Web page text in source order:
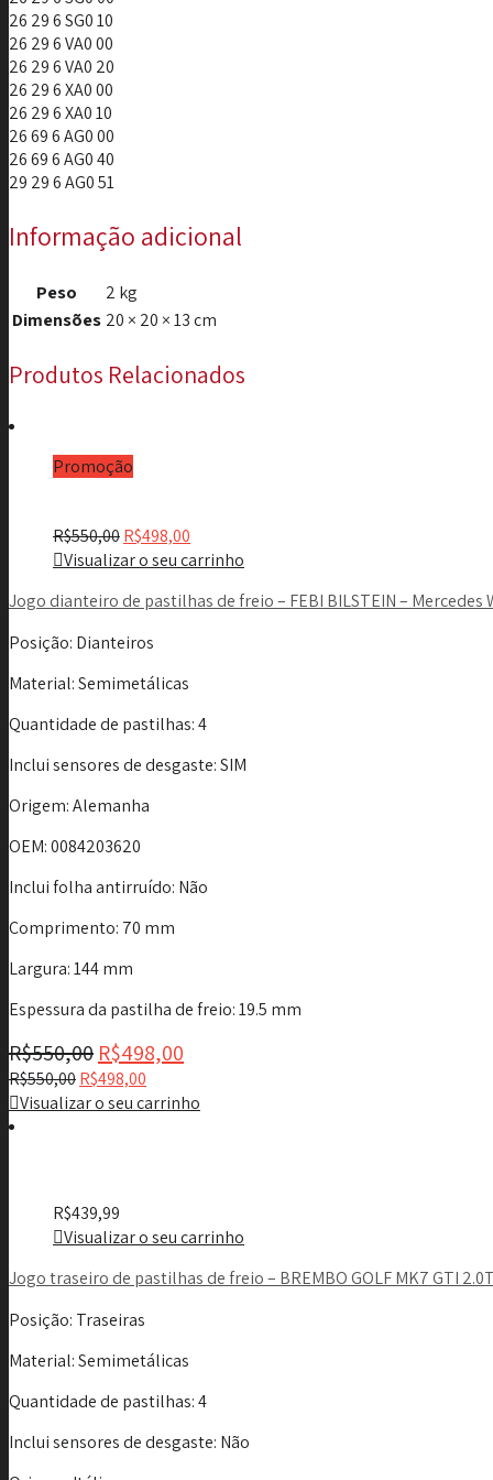
26 29 6 SG0 10
26 29 6 VA0 00
26 29 6 VA0 20
26 29 6 XA0 00
26 29 6 XA0 10
26 69 6 AG0 00
26 69 6 AG0 40
29 29 6 AG0 51
Informação adicional
Peso
2 kg
Dimensões 20 × 20 × 13 cm
Produtos Relacionados
Promoção
R$550,00R$498,00
Visualizar o seu carrinho
Jogo dianteiro de pastilhas de freio – FEBI BILSTEIN – Mercedes
Posição: Dianteiros
Material: Semimetálicas
Quantidade de pastilhas: 4
Inclui sensores de desgaste: SIM
Origem: Alemanha
OEM: 0084203620
Inclui folha antirruído: Não
Comprimento: 70 mm
Largura: 144 mm
Espessura da pastilha de freio: 19.5 mm
R$550,00 R$498,00
R$550,00R$498,00
Visualizar o seu carrinho
R$439,99
Visualizar o seu carrinho
Jogo traseiro de pastilhas de freio – BREMBO GOLF MK7 GTI
Posição: Traseiras
Material: Semimetálicas
Quantidade de pastilhas: 4
Inclui sensores de desgaste: Não